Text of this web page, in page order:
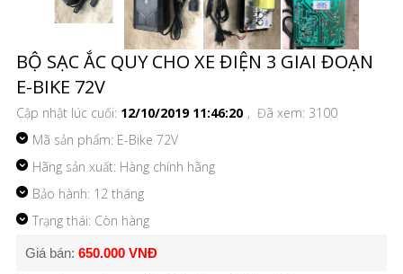
BỘ SẠC ẮC QUY CHO XE ĐIỆN 3 GIAI ĐOẠN
E-BIKE 72V
Cập nhật lúc cuối: 12/10/2019 11:46:20 , Đã xem: 3100
Mã sản phẩm: E-Bike 72V
Hãng sản xuất: Hàng chính hãng
Bảo hành: 12 tháng
Trạng thái: Còn hàng
Giá bán: 650.000 VNĐ